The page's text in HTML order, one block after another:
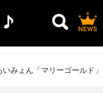
いみょん「マリーゴールド